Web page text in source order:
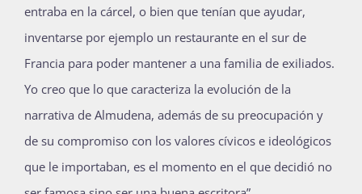
entraba en la cárcel, o bien que tenían que ayudar,
inventarse por ejemplo un restaurante en el sur de
Francia para poder mantener a una familia de exiliados.
Yo creo que lo que caracteriza la evolución de la
narrativa de Almudena, además de su preocupación y
de su compromiso con los valores cívicos e ideológicos
que le importaban, es el momento en el que decidió no